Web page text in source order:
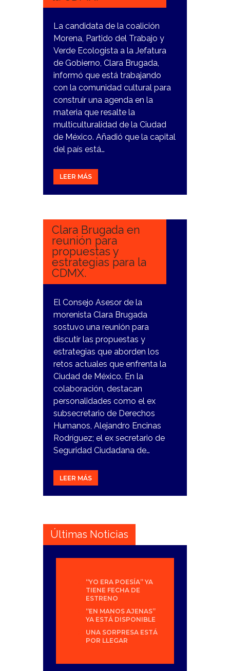
La candidata de la coalición
Morena, Partido del Trabajo y
Verde Ecologista a la Jefatura
de Gobierno, Clara Brugada,
informó que está trabajando
con la comunidad cultural para
construir una agenda en la
materia que resalte la
multiculturalidad de la Ciudad
de México. Añadió que la capital
del país está…
LEER MÁS
30
Clara Brugada en
reunión para
propuestas y
estrategias para la
CDMX.
El Consejo Asesor de la
morenista Clara Brugada
sostuvo una reunión para
discutir las propuestas y
estrategias que aborden los
retos actuales que enfrenta la
Ciudad de México. En la
colaboración, destacan
personalidades como el ex
subsecretario de Derechos
Humanos, Alejandro Encinas
Rodríguez; el ex secretario de
Seguridad Ciudadana de…
LEER MÁS
Últimas Noticias
“YO ERA POESÍA” YA
TIENE FECHA DE
ESTRENO
“EN MANOS AJENAS”
YA ESTÁ DISPONIBLE
UNA SORPRESA ESTÁ
POR LLEGAR